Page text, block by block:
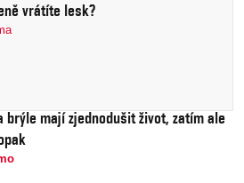
vrátíte lesk?
brýle mají zjednodušit život, zatím ale